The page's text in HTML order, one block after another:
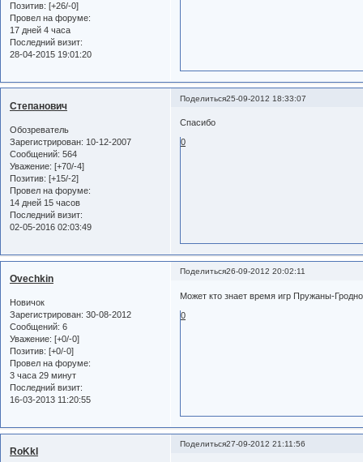
Позитив: [+26/-0]
Провел на форуме:
17 дней 4 часа
Последний визит:
28-04-2015 19:01:20
Поделиться25-09-2012 18:33:07
Степанович
Обозреватель
Зарегистрирован: 10-12-2007
Сообщений: 564
Уважение: [+70/-4]
Позитив: [+15/-2]
Провел на форуме:
14 дней 15 часов
Последний визит:
02-05-2016 02:03:49
Спасибо
0
Поделиться26-09-2012 20:02:11
Ovechkin
Новичок
Зарегистрирован: 30-08-2012
Сообщений: 6
Уважение: [+0/-0]
Позитив: [+0/-0]
Провел на форуме:
3 часа 29 минут
Последний визит:
16-03-2013 11:20:55
Может кто знает время игр Пружаны-
0
Поделиться27-09-2012 21:11:56
RoKkI